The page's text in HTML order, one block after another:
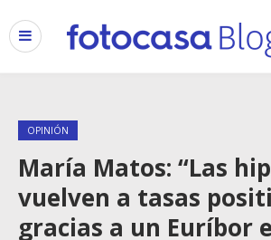
OPINIÓN
María Matos: “Las
vuelven a tasas
gracias a un Euríbor